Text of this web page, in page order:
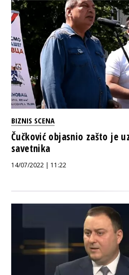
BIZNIS SCENA
Čučković objasnio zašto je
savetnika
14/07/2022 | 11:22